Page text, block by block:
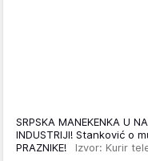
SRPSKA MANEKENKA U
INDUSTRIJI! Stanković o
PRAZNIKE! Izvor: Kurir